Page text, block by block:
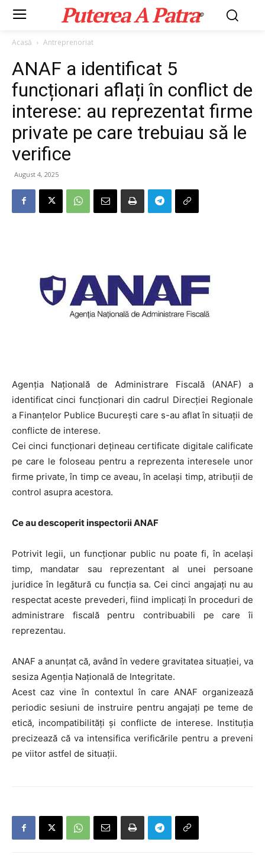
Puterea A Patra©
Acasă Antreprenoriat
ANAF a identificat 5
funcționari aflați în conflict de
interese: au reprezentat firme
private pe care trebuiau să le
verifice
August 4, 2025
Agenția Națională de Administrare Fiscală (ANAF) a
identificat cinci funcționari din cadrul Direcției Regionale
a Finanțelor Publice București care s-au aflat în situații de
conflicte de interese.
Cei cinci funcționari dețineau certificate digitale calificate
pe care le foloseau pentru a reprezenta interesele unor
firme private, în timp ce aveau, în același timp, atribuții de
control asupra acestora.
Ce au descoperit inspectorii ANAF
Potrivit legii, un funcționar public nu poate fi, în același
timp, mandatar sau reprezentant al unei persoane
juridice în legătură cu funcția sa. Cei cinci angajați nu au
respectat aceste prevederi, fiind implicați în proceduri de
administrare fiscală pentru contribuabili pe care îi
reprezentau.
ANAF a anunțat că, având în vedere gravitatea situației, va
sesiza Agenția Națională de Integritate.
Acest caz vine în contextul în care ANAF organizează
periodic sesiuni de instruire pentru angajați pe teme de
etică, incompatibilități și conflicte de interese. Instituția
precizează că va intensifica verificările pentru a preveni
pe viitor astfel de situații.